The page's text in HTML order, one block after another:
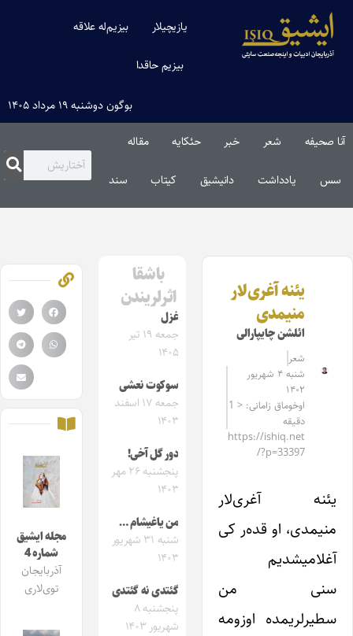
یازیچیلار بیزیم‌له علاقه
بیزیم حاقدا
بوگون دوشنبه ۱۹ مرداد ۱۴۰۵
آنا صحیفه شعر خبر حئکایه مقاله‌
سس یادداشت دانیشیق کیتاب سند
یئنه آغری‌لار
منیمدی
ائلشن چایپارالی
شعر
شنبه ۴ شهریور
۱۴۰۲
اوخوماق زامانی: < 1
دقیقه
https://ishiq.net
/?p=33397
یئنه آغری‌لار
منیمدی، او قده‌ر کی
آغلامیشدیم
سنی من
سطیرلریمده اوزومه
باشقا
اثرلریندن
غزل
جمعه ۱۹ تیر
۱۴۰۵
سوکوت نعشی
جمعه ۱۷ اسفند
۱۴۰۳
دور گل آخی!
پنجشنبه ۲۶ مهر
۱۴۰۳
من یاغیشام …
شنبه ۳۱ شهریور
۱۴۰۳
گئتدی نه گئتدی
پنجشنبه ۸
شهریور ۱۴۰۳
مجله ایشیق
شماره 4
آذربایجان
توی‌لاری